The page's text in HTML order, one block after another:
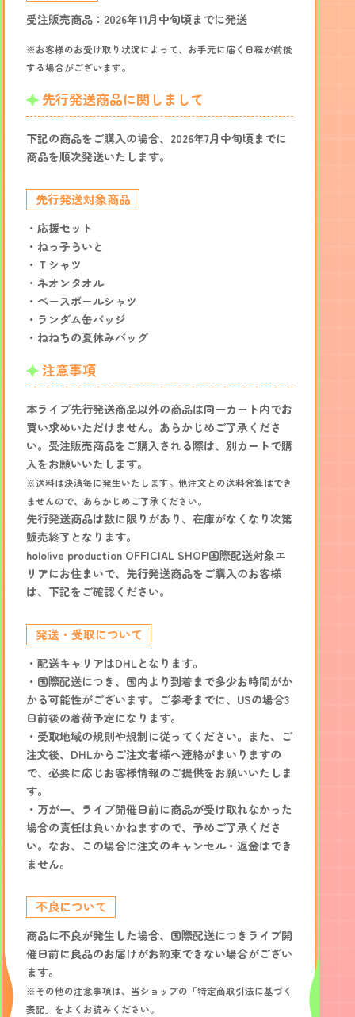
受注販売商品：2026年11月中旬頃までに発送
※お客様のお受け取り状況によって、お手元に届く日程が前後
する場合がございます。
先行発送商品に関しまして
下記の商品をご購入の場合、2026年7月中旬頃までに
商品を順次発送いたします。
先行発送対象商品
・応援セット
・ねっ子らいと
・Ｔシャツ
・ネオンタオル
・ベースボールシャツ
・ランダム缶バッジ
・ねねちの夏休みバッグ
注意事項
本ライブ先行発送商品以外の商品は同一カート内でお
買い求めいただけません。あらかじめご了承くださ
い。受注販売商品をご購入される際は、別カートで購
入をお願いいたします。
※送料は決済毎に発生いたします。他注文との送料合算はでき
ませんので、あらかじめご了承ください。
先行発送商品は数に限りがあり、在庫がなくなり次第
販売終了となります。
hololive production OFFICIAL SHOP国際配送対象エ
リアにお住まいで、先行発送商品をご購入のお客様
は、下記をご確認ください。
発送・受取について
・配送キャリアはDHLとなります。
・国際配送につき、国内より到着まで多少お時間がか
かる可能性がございます。ご参考までに、USの場合3
日前後の着荷予定になります。
・受取地域の規則や規制に従ってください。また、ご
注文後、DHLからご注文者様へ連絡がまいりますの
で、必要に応じお客様情報のご提供をお願いいたしま
す。
・万が一、ライブ開催日前に商品が受け取れなかった
場合の責任は負いかねますので、予めご了承くださ
い。なお、この場合に注文のキャンセル・返金はでき
ません。
不良について
商品に不良が発生した場合、国際配送につきライブ開
催日前に良品のお届けがお約束できない場合がござい
ます。
※その他の注意事項は、当ショップの「特定商取引法に基づく
表記」をよくお読みください。